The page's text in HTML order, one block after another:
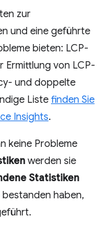
zur
und eine geführte
bieten: LCP-
Ermittlung von LCP-
und doppelte
Liste finden Sie
Insights.
keine Probleme
werden sie
Statistiken
haben,